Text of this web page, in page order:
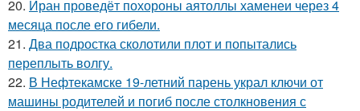
20. Иран проведёт похороны аятоллы хаменеи через 4
месяца после его гибели.
21. Два подростка сколотили плот и попытались
переплыть волгу.
22. В Нефтекамске 19-летний парень украл ключи от
машины родителей и погиб после столкновения с